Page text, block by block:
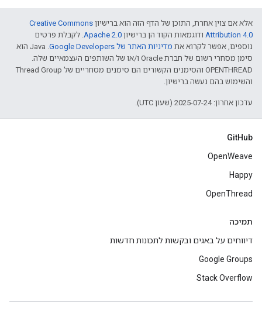
אלא אם צוין אחרת, התוכן של הדף הזה הוא ברישיון Creative Commons
Attribution 4.0‏ ודוגמאות הקוד הן ברישיון Apache 2.0‏. לקבלת פרטים
נוספים, אפשר לקרוא את מדיניות האתר של Google Developers‏
.‏ Java הוא
סימן מסחרי רשום של חברת Oracle ו/או של השותפים העצמאיים שלה.
‫OPENTHREAD והסימנים הקשורים הם סימנים מסחריים של Thread Group
והשימוש בהם נעשה ברישיון.
עדכון אחרון: 2025-07-24 (שעון UTC).
GitHub
OpenWeave
Happy
OpenThread
תמיכה
דיווחים על באגים ובקשות לתכונות חדשות
Google Groups
Stack Overflow